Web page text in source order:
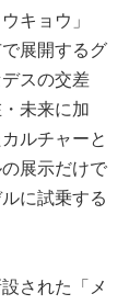
キョウ」
展開するグ
スの交差
未来に加
ルチャーと
展示だけで
に試乗する
された「メ